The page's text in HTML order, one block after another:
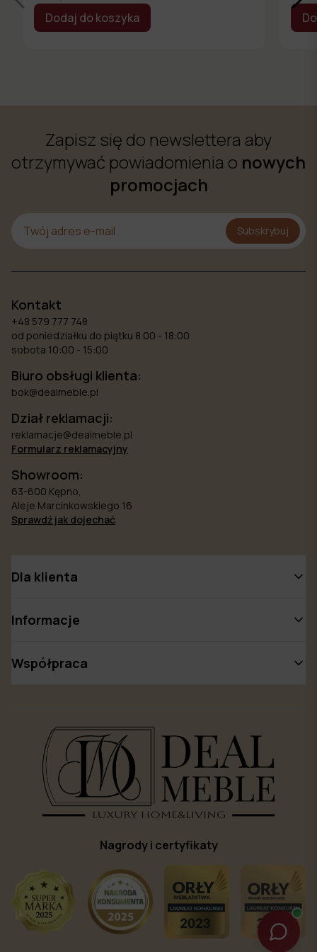
Dodaj do koszyka
Zapisz się do newslettera aby
otrzymywać powiadomienia o nowych
promocjach
Subskrybuj
Kontakt
+48 579 777 748
od poniedziałku do piątku 8.00 - 18:00
sobota 10:00 - 15:00
Biuro obsługi klienta:
bok@dealmeble.pl
Dział reklamacji:
reklamacje@dealmeble.pl
Formularz reklamacyjny
Showroom:
63-600 Kępno,
Aleje Marcinkowskiego 16
Sprawdź jak dojechać
Dla klienta
Informacje
Współpraca
Nagrody i certyfikaty